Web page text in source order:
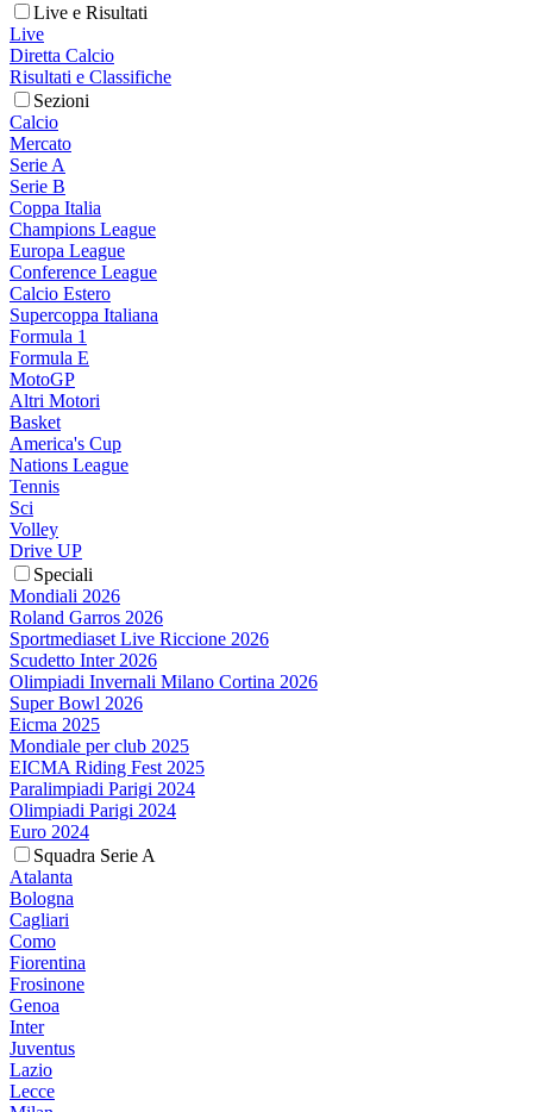
Live e Risultati
Live
Diretta Calcio
Risultati e Classifiche
Sezioni
Calcio
Mercato
Serie A
Serie B
Coppa Italia
Champions League
Europa League
Conference League
Calcio Estero
Supercoppa Italiana
Formula 1
Formula E
MotoGP
Altri Motori
Basket
America's Cup
Nations League
Tennis
Sci
Volley
Drive UP
Speciali
Mondiali 2026
Roland Garros 2026
Sportmediaset Live Riccione 2026
Scudetto Inter 2026
Olimpiadi Invernali Milano Cortina 2026
Super Bowl 2026
Eicma 2025
Mondiale per club 2025
EICMA Riding Fest 2025
Paralimpiadi Parigi 2024
Olimpiadi Parigi 2024
Euro 2024
Squadra Serie A
Atalanta
Bologna
Cagliari
Como
Fiorentina
Frosinone
Genoa
Inter
Juventus
Lazio
Lecce